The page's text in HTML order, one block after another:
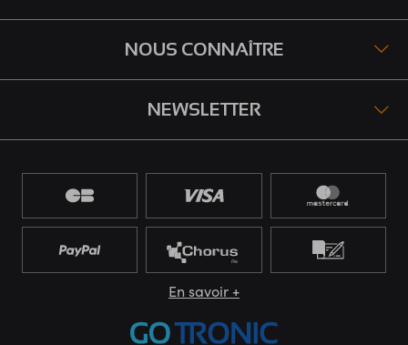
NOUS CONNAÎTRE
NEWSLETTER
En savoir +